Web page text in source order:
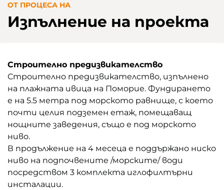
ОТ ПРОЦЕСА НА
Изпълнение на проекта
Строително предизвикателство
Строително предизвикателство, изпълнено
на плажната ивица на Поморие. Фундирането
е на 5.5 метра под морското равнище, с което
почти целия подземен етаж, помещаващ
нощните заведения, също е под морското
ниво.
В продължение на 4 месеца е поддържано ниско
ниво на подпочвените /морските/ води
посредством 3 комплекта иглофилтърни
инсталации.